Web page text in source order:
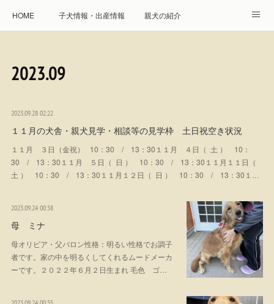
HOME 子犬情報・出産情報 親犬の紹介
遺伝疾患への取り組み
個人情報の取扱について
2023.09
2023.09.28 02:22
１１月の犬舎・親犬見学・相談等の見学枠 土日祝空き状況
１１月 ３日（金祝） 10：30 / 13：30１１月 ４日（ 土 ） 10：
30 / 13：30１１月 ５日（ 日 ） 10：30 / 13：30１１月１１日（
土 ） 10：30 / 13：30１１月１２日（ 日 ） 10：30 / 13：30１…
2023.09.24 00:38
母 ミナ
母オリビア・父バロン性格：明るい性格でお調子
者です。家の中を明るくしてくれるムードメーカ
ーです。２０２２年６月２日生まれ 毛色 ゴ…